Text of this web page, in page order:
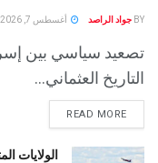
BY جواد الراصد أغسطس 7, 2026
تصعيد سياسي بين
التاريخ العثماني...
READ MORE
الولايات